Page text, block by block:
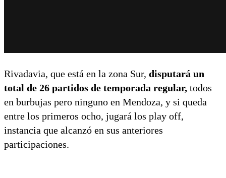
Rivadavia, que está en la zona Sur, disputará un
total de 26 partidos de temporada regular, todos
en burbujas pero ninguno en Mendoza, y si queda
entre los primeros ocho, jugará los play off,
instancia que alcanzó en sus anteriores
participaciones.